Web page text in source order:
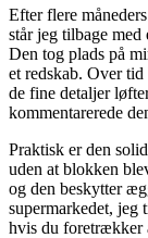
Efter flere
står jeg tilbage
Den tog plads på
et redskab. Over
de fine detaljer
kommentarerede
Praktisk er den
uden at blokken
og den beskytter
supermarkedet, jeg
hvis du foretrækker